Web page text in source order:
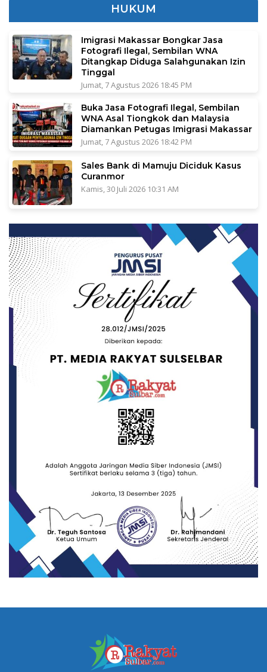
HUKUM
Imigrasi Makassar Bongkar Jasa
Fotografi Ilegal, Sembilan WNA
Ditangkap Diduga Salahgunakan Izin
Tinggal
Jumat, 7 Agustus 2026 18:45 PM
Buka Jasa Fotografi Ilegal, Sembilan
WNA Asal Tiongkok dan Malaysia
Diamankan Petugas Imigrasi Makassar
Jumat, 7 Agustus 2026 18:42 PM
Sales Bank di Mamuju Diciduk Kasus
Curanmor
Kamis, 30 Juli 2026 10:31 AM